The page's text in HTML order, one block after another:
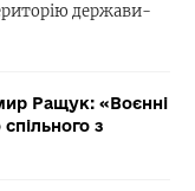
держави-
Ращук: «Воєнні
з